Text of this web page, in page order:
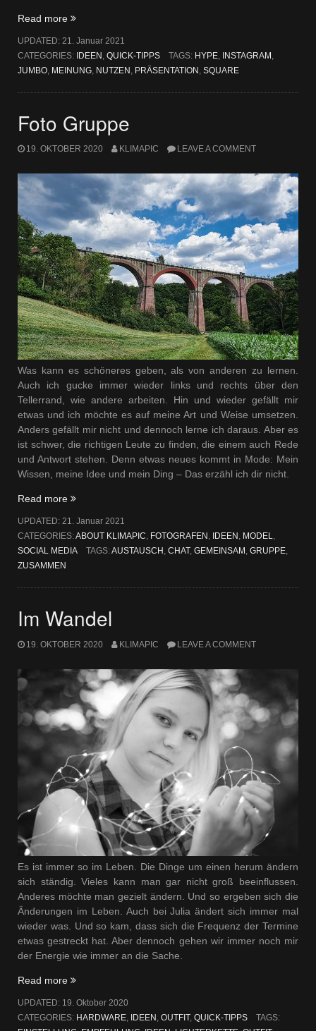
Read more „Hype
Jumbo-
Big-
Square“
UPDATED: 21. Januar 2021
CATEGORIES: IDEEN , QUICK-TIPPS TAGS: HYPE, INSTAGRAM ,
JUMBO, MEINUNG, NUTZEN , PRÄSENTATION , SQUARE
Foto Gruppe
19. OKTOBER 2020 KLIMAPIC LEAVE A COMMENT
Was kann es schöneres geben, als von anderen zu lernen.
Auch ich gucke immer wieder links und rechts über den
Tellerrand, wie andere arbeiten. Hin und wieder gefällt mir
etwas und ich möchte es auf meine Art und Weise umsetzen.
Anders gefällt mir nicht und dennoch lerne ich daraus. Aber es
ist schwer, die richtigen Leute zu finden, die einem auch Rede
und Antwort stehen. Denn etwas neues kommt in Mode: Mein
Wissen, meine Idee und mein Ding – Das erzähl ich dir nicht.
Read more „Foto
UPDATED: 21. Januar 2021
CATEGORIES:ABOUT KLIMAPIC, FOTOGRAFEN , IDEEN , MODEL,
SOCIAL MEDIA
TAGS:AUSTAUSCH , CHAT, GEMEINSAM , GRUPPE,
ZUSAMMEN
Im Wandel
19. OKTOBER 2020 KLIMAPIC LEAVE A COMMENT
Es ist immer so im Leben. Die Dinge um einen herum ändern
sich ständig. Vieles kann man gar nicht groß beeinflussen.
Anderes möchte man gezielt ändern. Und so ergeben sich die
Änderungen im Leben. Auch bei Julia ändert sich immer mal
wieder was. Und so kam, dass sich die Frequenz der Termine
etwas gestreckt hat. Aber dennoch gehen wir immer noch mir
der Energie wie immer an die Sache.
Read more „Im
UPDATED: 19. Oktober 2020
CATEGORIES: HARDWARE, IDEEN, OUTFIT, QUICK-TIPPS
TAGS: